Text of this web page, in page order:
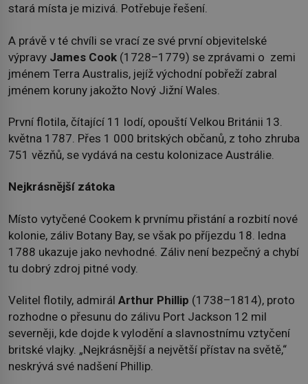
stará místa je mizivá. Potřebuje řešení.
A právě v té chvíli se vrací ze své první objevitelské
výpravy James Cook (1728–1779) se zprávami o zemi
jménem Terra Australis, jejíž východní pobřeží zabral
jménem koruny jakožto Nový Jižní Wales.
První flotila, čítající 11 lodí, opouští Velkou Británii 13.
května 1787. Přes 1 000 britských občanů, z toho zhruba
751 vězňů, se vydává na cestu kolonizace Austrálie.
Nejkrásnější zátoka
Místo vytyčené Cookem k prvnímu přistání a rozbití nové
kolonie, záliv Botany Bay, se však po příjezdu 18. ledna
1788 ukazuje jako nevhodné. Záliv není bezpečný a chybí
tu dobrý zdroj pitné vody.
Velitel flotily, admirál Arthur Phillip (1738–1814), proto
rozhodne o přesunu do zálivu Port Jackson 12 mil
severněji, kde dojde k vylodění a slavnostnímu vztyčení
britské vlajky. „Nejkrásnější a největší přístav na světě,“
neskrývá své nadšení Phillip.